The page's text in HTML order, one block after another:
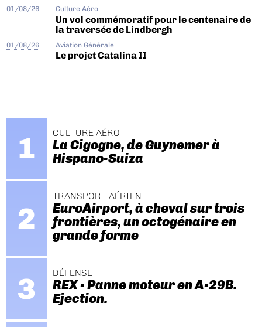
01/08/26 Culture Aéro
Un vol commémoratif pour le centenaire de
la traversée de Lindbergh
01/08/26 Aviation Générale
Le projet Catalina II
CULTURE AÉRO
La Cigogne, de Guynemer à
Hispano-Suiza
TRANSPORT AÉRIEN
EuroAirport, à cheval sur trois
frontières, un octogénaire en
grande forme
DÉFENSE
REX - Panne moteur en A-29B.
Ejection.